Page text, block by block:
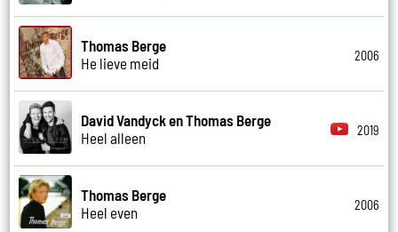
Thomas Berge
He lieve meid
2006
David Vandyck en Thomas Berge
Heel alleen
2019
Thomas Berge
Heel even
2006